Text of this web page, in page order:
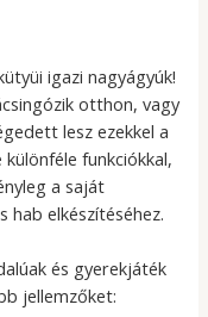
igazi nagyágyúk!
otthon, vagy
lesz ezekkel a
funkciókkal,
a saját
hab elkészítéséhez.
és gyerekjáték
jellemzőket: